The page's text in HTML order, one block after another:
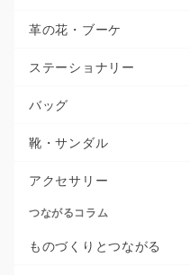
革の花・ブーケ
ステーショナリー
バッグ
靴・サンダル
アクセサリー
つながるコラム
ものづくりとつながる